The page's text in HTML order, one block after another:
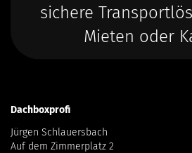
sichere
Mieten oder
Dachboxprofi
Jürgen Schlauersbach
Auf dem Zimmerplatz 2